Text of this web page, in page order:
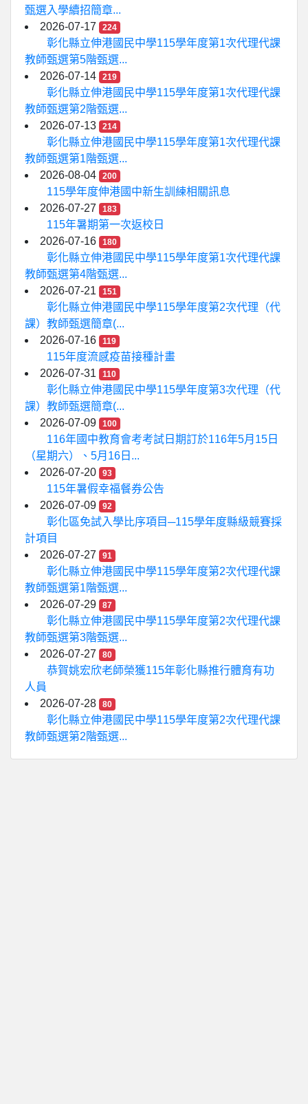
甄選入學續招簡章...
2026-07-17
224
彰化縣立伸港國民中學115學年度第1次代理代課
教師甄選第5階甄選...
2026-07-14
219
彰化縣立伸港國民中學115學年度第1次代理代課
教師甄選第2階甄選...
2026-07-13
214
彰化縣立伸港國民中學115學年度第1次代理代課
教師甄選第1階甄選...
2026-08-04
200
115學年度伸港國中新生訓練相關訊息
2026-07-27
183
115年暑期第一次返校日
2026-07-16
180
彰化縣立伸港國民中學115學年度第1次代理代課
教師甄選第4階甄選...
2026-07-21
151
彰化縣立伸港國民中學115學年度第2次代理（代
課）教師甄選簡章(...
2026-07-16
119
115年度流感疫苗接種計畫
2026-07-31
110
彰化縣立伸港國民中學115學年度第3次代理（代
課）教師甄選簡章(...
2026-07-09
100
116年國中教育會考考試日期訂於116年5月15日
（星期六）、5月16日...
2026-07-20
93
115年暑假幸福餐券公告
2026-07-09
92
彰化區免試入學比序項目─115學年度縣級競賽採
計項目
2026-07-27
91
彰化縣立伸港國民中學115學年度第2次代理代課
教師甄選第1階甄選...
2026-07-29
87
彰化縣立伸港國民中學115學年度第2次代理代課
教師甄選第3階甄選...
2026-07-27
80
恭賀姚宏欣老師榮獲115年彰化縣推行體育有功
人員
2026-07-28
80
彰化縣立伸港國民中學115學年度第2次代理代課
教師甄選第2階甄選...